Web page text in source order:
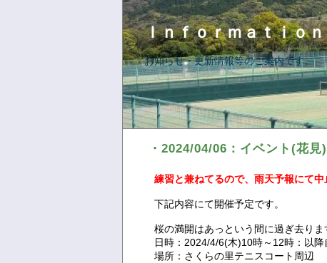
Ｉｎｆｏｒｍａｔｉｏｎ
お知らせ・更新情報等のご案内です。
・2024/04/06：イベント(花
練習と兼ねてるので、雨天予報にて中
下記内容にて開催予定です。
桜の満開はあっという間に過ぎ去りま
日時：2024/4/6(木)10時～12時：以降
場所：さくらの里テニスコート周辺